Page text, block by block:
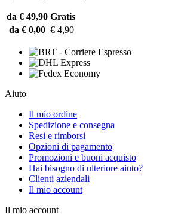
da € 49,90 Gratis
da € 0,00 € 4,90
Aiuto
Il mio ordine
Spedizione e consegna
Resi e rimborsi
Opzioni di pagamento
Promozioni e buoni acquisto
Hai bisogno di ulteriore aiuto?
Clienti aziendali
Il mio account
Il mio account